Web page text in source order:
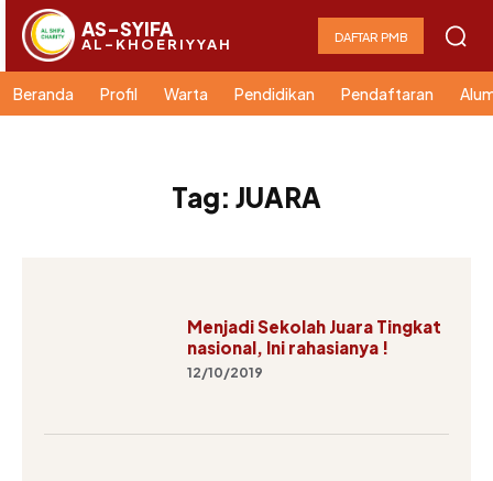
AS-SYIFA
AL-KHOERIYYAH DAFTAR PMB
Beranda Profil Warta Pendidikan Pendaftaran
Tag: JUARA
Menjadi Sekolah Juara Tingkat
nasional, Ini rahasianya !
12/10/2019